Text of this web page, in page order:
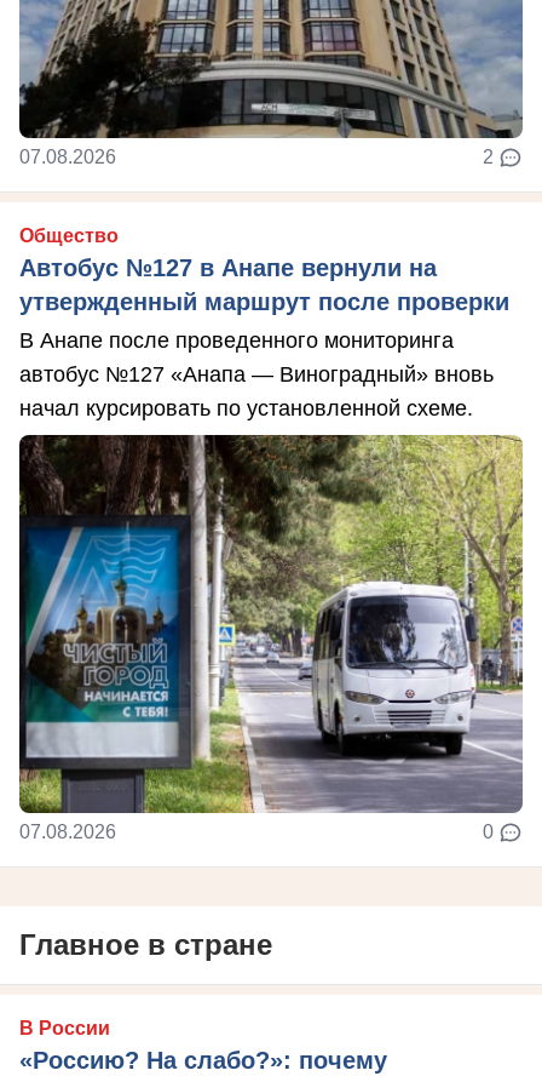
07.08.2026 2
Общество
Автобус №127 в Анапе вернули на
утвержденный маршрут после проверки
В Анапе после проведенного мониторинга
автобус №127 «Анапа — Виноградный» вновь
начал курсировать по установленной схеме.
07.08.2026 0
Главное в стране
В России
«Россию? На слабо?»: почему